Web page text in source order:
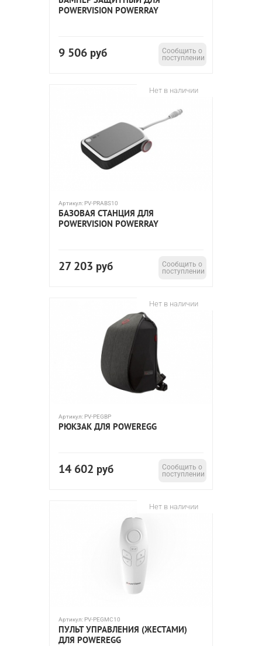
POWERVISION POWERRAY
9 506 руб
Сообщить о
поступлении
Нет в наличии
Артикул: PV-PRABS10
БАЗОВАЯ СТАНЦИЯ ДЛЯ
POWERVISION POWERRAY
27 203 руб
Сообщить о
поступлении
Нет в наличии
Артикул: PV-PEGBP
РЮКЗАК ДЛЯ POWEREGG
14 602 руб
Сообщить о
поступлении
Нет в наличии
Артикул: PV-PEGMC10
ПУЛЬТ УПРАВЛЕНИЯ (ЖЕСТАМИ)
ДЛЯ POWEREGG